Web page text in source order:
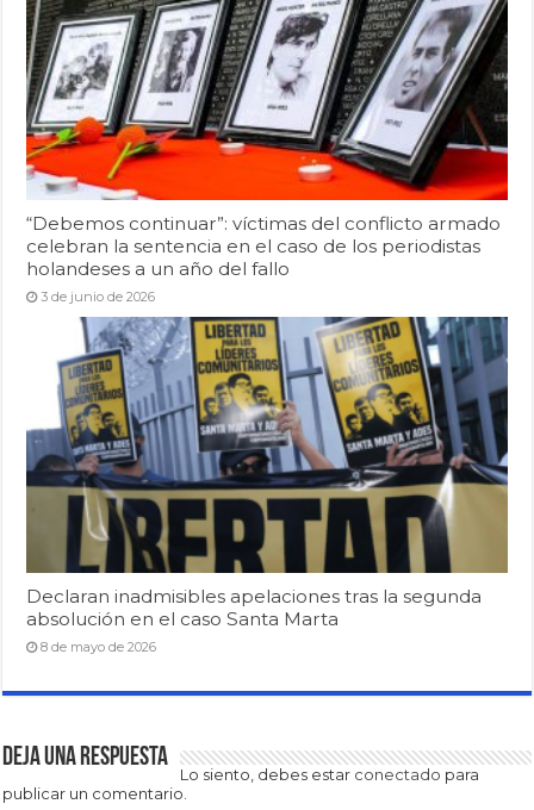
“Debemos continuar”: víctimas del conflicto armado
celebran la sentencia en el caso de los periodistas
holandeses a un año del fallo
3 de junio de 2026
Declaran inadmisibles apelaciones tras la segunda
absolución en el caso Santa Marta
8 de mayo de 2026
Deja una respuesta
Lo siento, debes estar conectado para
publicar un comentario.